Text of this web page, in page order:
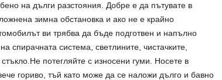
на дълги разстояния. Добре е да пътувате в
зимна обстановка и ако не е крайно
ви трябва да бъде подготвен и напълно
спирачната система, светлините, чистачките,
потегляйте с износени гуми. Носете в
гориво, тъй като може да се наложи дълго и бавно